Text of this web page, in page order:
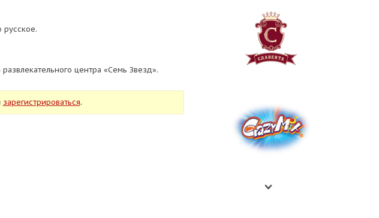
русское.
центра «Семь Звезд».
зарегистрироваться.